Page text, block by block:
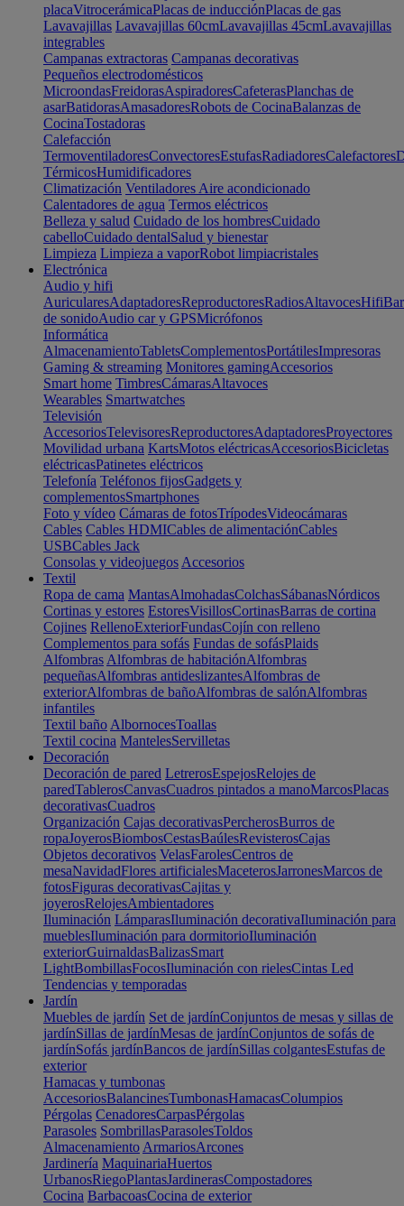
placaVitrocerámicaPlacas de inducciónPlacas de gas
Lavavajillas Lavavajillas 60cmLavavajillas 45cmLavavajillas
integrables
Campanas extractoras Campanas decorativas
Pequeños electrodomésticos
MicroondasFreidorasAspiradoresCafeterasPlanchas de
asarBatidorasAmasadoresRobots de CocinaBalanzas de
CocinaTostadoras
Calefacción
TermoventiladoresConvectoresEstufasRadiadoresCalefactores
TérmicosHumidificadores
Climatización Ventiladores Aire acondicionado
Calentadores de agua Termos eléctricos
Belleza y salud Cuidado de los hombresCuidado
cabelloCuidado dentalSalud y bienestar
Limpieza Limpieza a vaporRobot limpiacristales
Electrónica
Audio y hifi
AuricularesAdaptadoresReproductoresRadiosAltavocesHifi
de sonidoAudio car y GPSMicrófonos
Informática
AlmacenamientoTabletsComplementosPortátilesImpresoras
Gaming & streaming Monitores gamingAccesorios
Smart home TimbresCámarasAltavoces
Wearables Smartwatches
Televisión
AccesoriosTelevisoresReproductoresAdaptadoresProyectores
Movilidad urbana KartsMotos eléctricasAccesoriosBicicletas
eléctricasPatinetes eléctricos
Telefonía Teléfonos fijosGadgets y
complementosSmartphones
Foto y vídeo Cámaras de fotosTrípodesVideocámaras
Cables Cables HDMICables de alimentaciónCables
USBCables Jack
Consolas y videojuegos Accesorios
Textil
Ropa de cama MantasAlmohadasColchasSábanasNórdicos
Cortinas y estores EstoresVisillosCortinasBarras de cortina
Cojines RellenoExteriorFundasCojín con relleno
Complementos para sofás Fundas de sofásPlaids
Alfombras Alfombras de habitaciónAlfombras
pequeñasAlfombras antideslizantesAlfombras de
exteriorAlfombras de bañoAlfombras de salónAlfombras
infantiles
Textil baño AlbornocesToallas
Textil cocina MantelesServilletas
Decoración
Decoración de pared LetrerosEspejosRelojes de
paredTablerosCanvasCuadros pintados a manoMarcosPlacas
decorativasCuadros
Organización Cajas decorativasPercherosBurros de
ropaJoyerosBiombosCestasBaúlesRevisterosCajas
Objetos decorativos VelasFarolesCentros de
mesaNavidadFlores artificialesMaceterosJarronesMarcos de
fotosFiguras decorativasCajitas y
joyerosRelojesAmbientadores
Iluminación LámparasIluminación decorativaIluminación para
mueblesIluminación para dormitorioIluminación
exteriorGuirnaldasBalizasSmart
LightBombillasFocosIluminación con rielesCintas Led
Tendencias y temporadas
Jardín
Muebles de jardín Set de jardínConjuntos de mesas y sillas de
jardínSillas de jardínMesas de jardínConjuntos de sofás de
jardínSofás jardínBancos de jardínSillas colgantesEstufas de
exterior
Hamacas y tumbonas
AccesoriosBalancinesTumbonasHamacasColumpios
Pérgolas CenadoresCarpasPérgolas
Parasoles SombrillasParasolesToldos
Almacenamiento ArmariosArcones
Jardinería MaquinariaHuertos
UrbanosRiegoPlantasJardinerasCompostadores
Cocina BarbacoasCocina de exterior